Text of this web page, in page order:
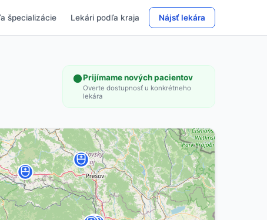
špecializácie Lekári podľa kraja Nájsť lekára
Prijímame nových pacientov
Overte dostupnosť u konkrétneho
lekára